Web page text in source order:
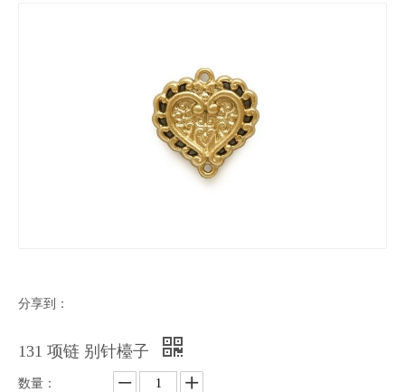
分享到：
131 项链 别针檯子
数量：